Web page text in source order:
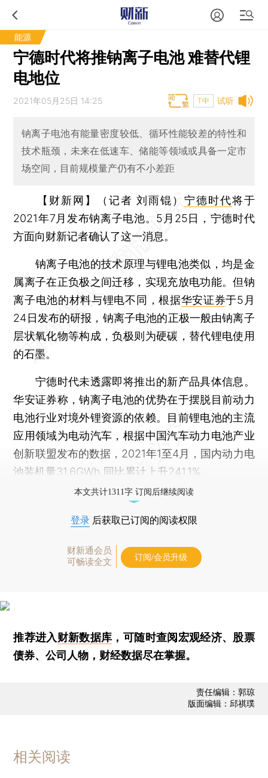
能源
宁德时代将推钠离子电池 难替代锂
电地位
试听
2021年05月25日 14:25 T中
钠离子电池有能量密度较低、循环性能较差的特性和
技术瓶颈，未来在低速车、储能等领域或具备一定市
场空间，目前规模量产仍有不小差距
【财新网】（记者 刘雨锟）宁德时代将于
2021年7月发布钠离子电池。5月25日，宁德时代
方面向财新记者确认了这一消息。
钠离子电池的技术原理与锂电池类似，均是金
属离子在正负极之间迁移，实现充放电功能。但钠
离子电池的材料与锂电不同，根据华安证券于5月
24日发布的研报，钠离子电池的正极一般由钠离子
层状氧化物等构成，负极则为硬碳，替代锂电使用
的石墨。
宁德时代未透露即将推出的新产品具体信息。
华安证券称，钠离子电池的优势在于摆脱目前动力
电池行业对境外锂资源的依赖。目前锂电池的主流
应用领域为电动汽车，根据中国汽车动力电池产业
创新联盟发布的数据，2021年1至4月，国内动力电
池装机量31.6GWh,同比累计上升241.1%。
本文共计1311字 订阅后继续阅读
登录 后获取已订阅的阅读权限
财新通会员
可畅读全文
订阅/会员升级
推荐进入财新数据库 ，可随时查阅宏观经济、股票
债券、公司人物，财经数据尽在掌握。
责任编辑：郭琼
版面编辑：邱祺璞
相关阅读